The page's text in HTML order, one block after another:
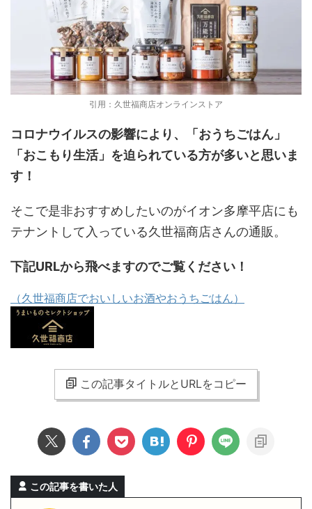
引用：久世福商店オンラインストア
コロナウイルスの影響により、「おうちごはん」
「おこもり生活」を迫られている方が多いと思いま
す！
そこで是非おすすめしたいのがイオン多摩平店にも
テナントして入っている久世福商店さんの通販。
下記URLから飛べますのでご覧ください！
（久世福商店でおいしいお酒やおうちごはん）
この記事タイトルとURLをコピー
この記事を書いた人